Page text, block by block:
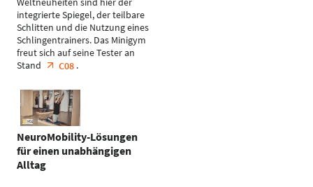
integrierte Spiegel, der teilbare
Schlitten und die Nutzung eines
Schlingentrainers. Das Minigym
freut sich auf seine Tester an
Stand
C08.
NeuroMobility-Lösungen
für einen unabhängigen
Alltag